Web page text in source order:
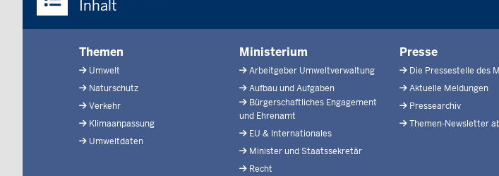
Inhalt
Fußzeile
Themen
Umwelt
Naturschutz
Verkehr
Klimaanpassung
Umweltdaten
Ministerium
Arbeitgeber Umweltverwaltung
Aufbau und Aufgaben
Bürgerschaftliches Engagement
und Ehrenamt
EU & Internationales
Minister und Staatssekretär
Recht
Presse
Die Pressestelle des
Aktuelle Meldungen
Pressearchiv
Themen-Newsletter